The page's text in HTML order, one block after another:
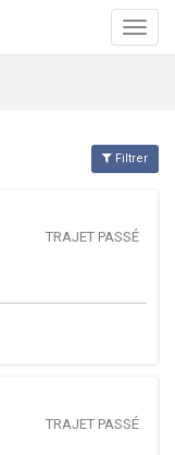
Menu
Filtrer
TRAJET PASSÉ
TRAJET PASSÉ